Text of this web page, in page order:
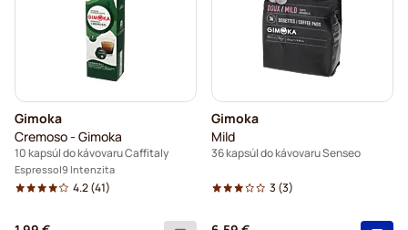
Gimoka
Cremoso - Gimoka
10 kapsúl do kávovaru Caffitaly
Espresso 9 Intenzita
4.2(41)
Gimoka
Mild
36 kapsúl do kávovaru Senseo
3 (3)